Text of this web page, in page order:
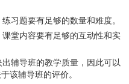
习题要有足够的数量和难度。
堂内容要有足够的互动性和实
辅导班的教学质量，因此可以
该辅导班的评价。